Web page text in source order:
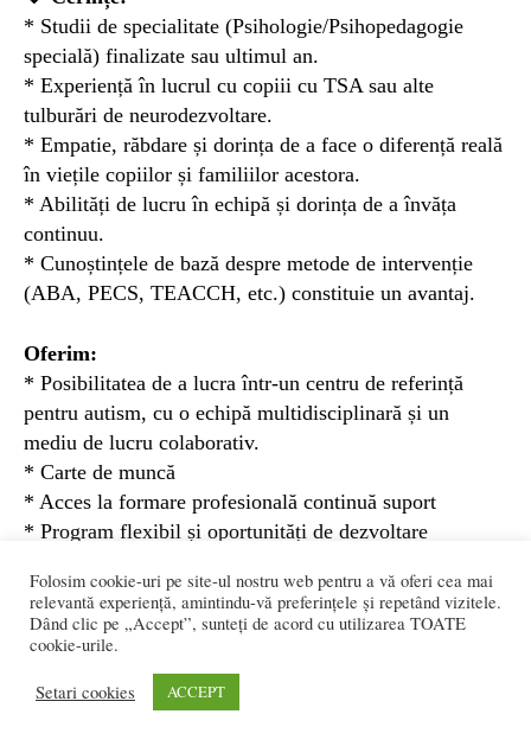
* Studii de specialitate (Psihologie/Psihopedagogie
specială) finalizate sau ultimul an.
* Experiență în lucrul cu copiii cu TSA sau alte
tulburări de neurodezvoltare.
* Empatie, răbdare și dorința de a face o diferență reală
în viețile copiilor și familiilor acestora.
* Abilități de lucru în echipă și dorința de a învăța
continuu.
* Cunoștințele de bază despre metode de intervenție
(ABA, PECS, TEACCH, etc.) constituie un avantaj.
Oferim:
* Posibilitatea de a lucra într-un centru de referință
pentru autism, cu o echipă multidisciplinară și un
mediu de lucru colaborativ.
* Carte de muncă
* Acces la formare profesională continuă suport
* Program flexibil și oportunități de dezvoltare
* Implicare în proiecte inovatoare pentru incluziunea
copiilor cu TSA.
Dacă ești pasionat de domeniul autismului și vrei să
te alături unei echipe care schimbă vieți, așteptăm
Folosim cookie-uri pe site-ul nostru web pentru a vă oferi cea mai
relevantă experiență, amintindu-vă preferințele și repetând vizitele.
Dând clic pe „Accept”, sunteți de acord cu utilizarea TOATE
cookie-urile.
Setari cookies ACCEPT